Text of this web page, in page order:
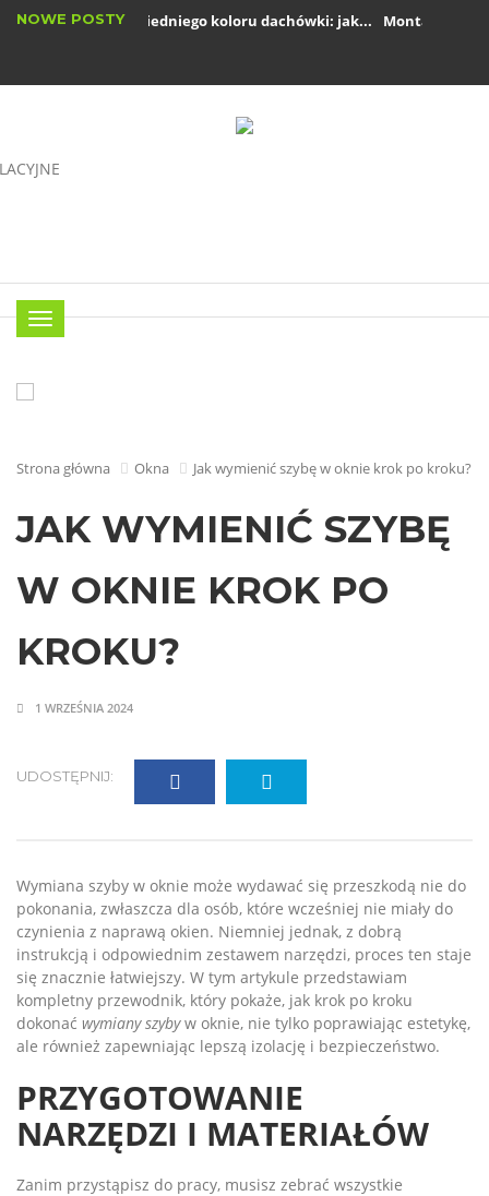
NOWE POSTY
Wybór odpowiedniego koloru dachówki: jak...
Montaż rynien
Menu
Strona główna Okna Jak wymienić szybę w oknie krok po kroku?
JAK WYMIENIĆ SZYBĘ
W OKNIE KROK PO
KROKU?
1 WRZEŚNIA 2024
UDOSTĘPNIJ:
Wymiana szyby w oknie może wydawać się przeszkodą nie do
pokonania, zwłaszcza dla osób, które wcześniej nie miały do
czynienia z naprawą okien. Niemniej jednak, z dobrą
instrukcją i odpowiednim zestawem narzędzi, proces ten staje
się znacznie łatwiejszy. W tym artykule przedstawiam
kompletny przewodnik, który pokaże, jak krok po kroku
dokonać wymiany szybyw oknie, nie tylko poprawiając estetykę,
ale również zapewniając lepszą izolację i bezpieczeństwo.
PRZYGOTOWANIE
NARZĘDZI I MATERIAŁÓW
Zanim przystąpisz do pracy, musisz zebrać wszystkie